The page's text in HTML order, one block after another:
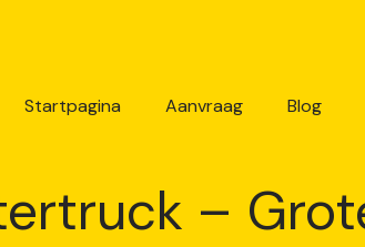
Startpagina Aanvraag Blog
–